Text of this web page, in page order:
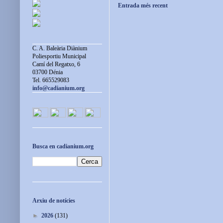
Entrada més recent
C. A. Baleària Diànium
Poliesportiu Municipal
Camí del Regatxo, 6
03700 Dénia
Tel. 665529083
info@cadianium.org
Busca en cadianium.org
Arxiu de notícies
► 2026 (131)